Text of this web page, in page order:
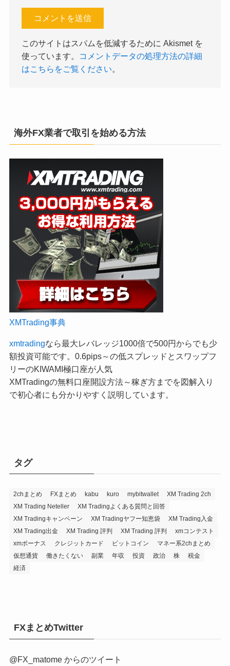
このサイトはスパムを低減するために Akismet を
使っています。
コメントデータの処理方法の詳細
はこちらをご覧ください。
海外FX業者で取引を始める方法
XMTrading事典
xmtradingなら最大レバレッジ1000倍で500円からでも少
額投資可能です。0.6pips～の低スプレッドとスワップフ
リーのKIWAMI極口座が人気
XMTradingの無料口座開設方法～稼ぎ方までを図解入り
で初心者にも分かりやすく説明しています。
タグ
2chまとめ FXまとめ kabu kuro mybitwallet
XM Trading 2ch
XM Trading Neteller
XM Tradingよくある質問と回答
XM Tradingキャンペーン
XM Tradingヤフー知恵袋
XM Trading入金
XM Trading出金
XM Trading 評判 XM Trading 評判
xmコンテスト
xmボーナス
クレジットカード ビットコイン
マネー系2chまとめ
仮想通貨
働きたくない 副業 年収 投資 政治 株
税金
経済
FXまとめTwitter
@FX_matome からのツイート